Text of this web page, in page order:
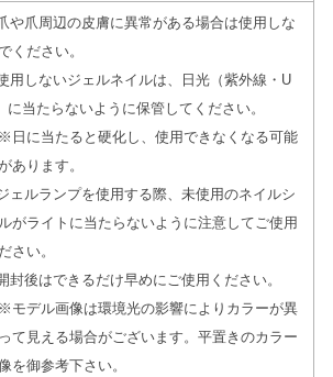
や爪周辺の皮膚に異常がある場合は使用しな
ください。
用しないジェルネイルは、日光（紫外線・U
に当たらないように保管してください。
に当たると硬化し、使用できなくなる可能
あります。
ェルランプを使用する際、未使用のネイルシ
がライトに当たらないように注意してご使用
さい。
封後はできるだけ早めにご使用ください。
デル画像は環境光の影響によりカラーが異
て見える場合がございます。平置きのカラー
を御参考下さい。